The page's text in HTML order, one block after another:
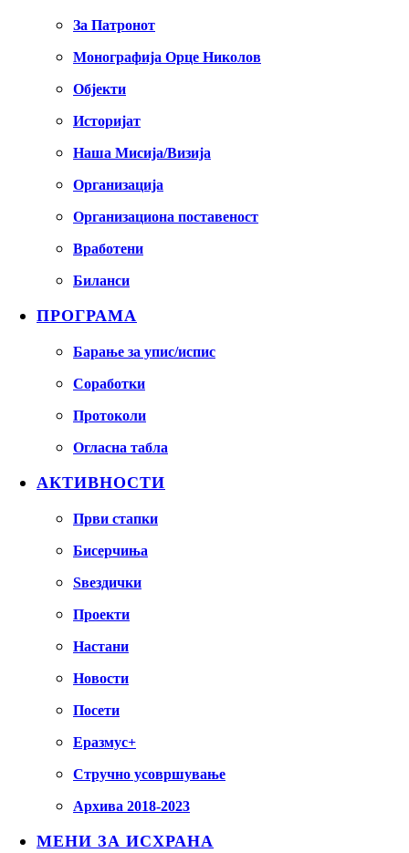
За Патронот
Монографија Орце Николов
Објекти
Историјат
Наша Мисија/Визија
Организација
Организациона поставеност
Вработени
Биланси
ПРОГРАМА
Барање за упис/испис
Соработки
Протоколи
Огласна табла
АКТИВНОСТИ
Први стапки
Бисерчиња
Ѕвездички
Проекти
Настани
Новости
Посети
Еразмус+
Стручно усовршување
Архива 2018-2023
МЕНИ ЗА ИСХРАНА